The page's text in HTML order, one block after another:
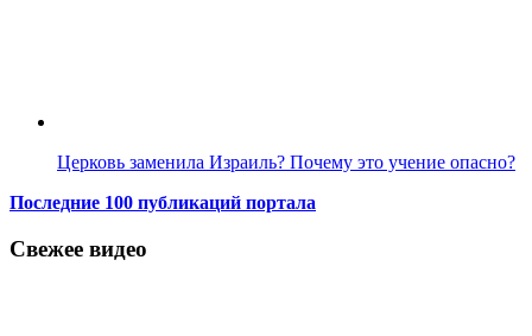
Церковь заменила Израиль? Почему это учение опасно?
Последние 100 публикаций портала
Свежее видео